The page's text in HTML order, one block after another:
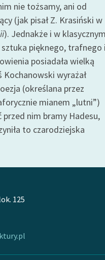
nie tożsamy, ani od
(jak pisał Z. Krasiński w
). Jednakże i w klasycznym
pięknego, trafnego i
posiadała wielką
wyrażał
(określana przez
mianem „lutni”)
nim bramy Hadesu,
to czarodziejska
125